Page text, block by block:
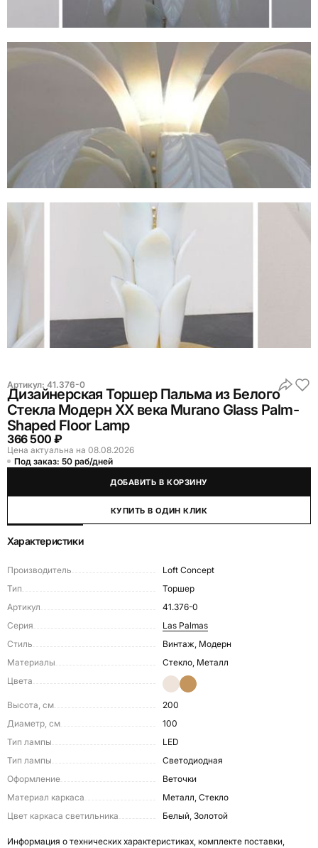
Артикул: 41.376-0
Дизайнерская Торшер Пальма из Белого
Стекла Модерн ХХ века Murano Glass Palm-
Shaped Floor Lamp
366 500 ₽
Цена актуальна на 08.08.2026
Под заказ: 50 раб/дней
ДОБАВИТЬ В КОРЗИНУ
КУПИТЬ В ОДИН КЛИК
Характеристики
Производитель
Loft Concept
Тип
Торшер
Артикул
41.376-0
Серия
Las Palmas
Стиль
Винтаж, Модерн
Материалы
Стекло, Металл
Цвета
Высота, см
200
Диаметр, см
100
Тип лампы
LED
Тип лампы
Светодиодная
Оформление
Веточки
Материал каркаса
Металл, Стекло
Цвет каркаса светильника
Белый, Золотой
Информация о технических характеристиках, комплекте поставки,